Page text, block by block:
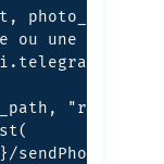
ou une photo
"rb") as
sendPhoto",